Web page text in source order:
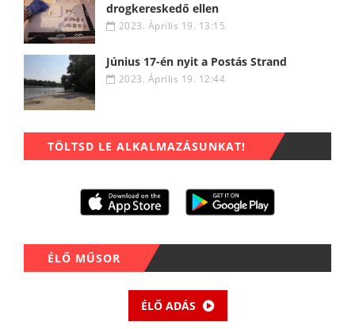
drogkereskedő ellen
2023. Április 19. 13:15
Június 17-én nyit a Postás Strand
2023. Április 19. 12:44
TÖLTSD LE ALKALMAZÁSUNKAT!
ÉLŐ MŰSOR
ÉLŐ ADÁS